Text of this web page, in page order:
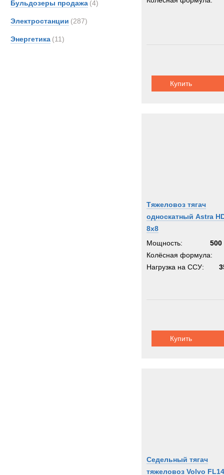
Бульдозеры продажа (4)
Электростанции (287)
Энергетика (11)
Купить
Тяжеловоз тягач
односкатный Astra
8x8
Мощность:
500
Колёсная формула:
Нагрузка на ССУ:
Купить
Седельный тягач
тяжеловоз Volvo FL14